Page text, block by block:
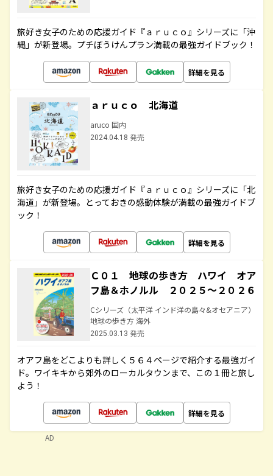
旅好き女子のための応援ガイド『ａｒｕｃｏ』シリーズに「沖
縄」が新登場。プチぼうけんプラン満載の最強ガイドブック！
詳細を見る
ａｒｕｃｏ 北海道
aruco 国内
2024.04.18 発売
旅好き女子のための応援ガイド『ａｒｕｃｏ』シリーズに「北
海道」が新登場。とっておきの感動体験が満載の最強ガイドブ
ック！
詳細を見る
Ｃ０１ 地球の歩き方 ハワイ オア
フ島＆ホノルル ２０２５～２０２６
Cシリーズ（太平洋 インド洋の島々&オセアニア）
地球の歩き方 海外
2025.03.13 発売
オアフ島をどこよりも詳しく５６４ページで紹介する最強ガイ
ド。ワイキキから郊外のローカルタウンまで、この１冊と旅し
よう！
詳細を見る
AD